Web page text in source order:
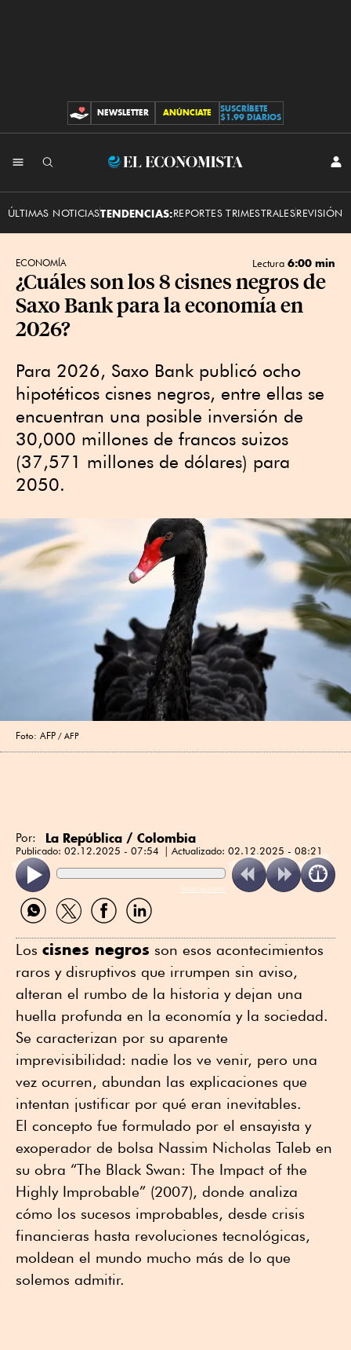
CONTRIBUCIONES
NEWSLETTER ANÚNCIATE
SUSCRÍBETE
$1.99 DIARIOS
El
ÚLTIMAS NOTICIASTENDENCIAS:REPORTES TRIMESTRALESREVISIÓN
ECONOMÍA Lectura 6:00 min
¿Cuáles son los 8 cisnes negros de
Saxo Bank para la economía en
2026?
Para 2026, Saxo Bank publicó ocho
hipotéticos cisnes negros, entre ellas se
encuentran una posible inversión de
30,000 millones de francos suizos
(37,571 millones de dólares) para
2050.
Foto: AFP AFP
Por: La República / Colombia
Publicado: 02.12.2025 - 07:54 Actualizado: 02.12.2025 - 08:21
ReadSpeaker
Compartir
por
Compartir
por
Compartir
por
Compartir
por
Los cisnes negros son esos acontecimientos
raros y disruptivos que irrumpen sin aviso,
alteran el rumbo de la historia y dejan una
huella profunda en la economía y la sociedad.
Se caracterizan por su aparente
imprevisibilidad: nadie los ve venir, pero una
vez ocurren, abundan las explicaciones que
intentan justificar por qué eran inevitables.
El concepto fue formulado por el ensayista y
exoperador de bolsa Nassim Nicholas Taleb en
su obra “The Black Swan: The Impact of the
Highly Improbable” (2007), donde analiza
cómo los sucesos improbables, desde crisis
financieras hasta revoluciones tecnológicas,
moldean el mundo mucho más de lo que
solemos admitir.